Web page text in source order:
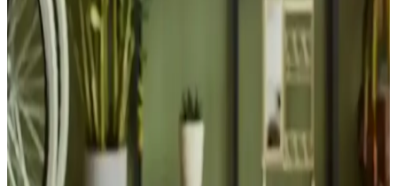
Tektronix 453, 1967'de üretilmiş analog osiloskop olup, katı hal
teknolojisi, hassas tetikleme devresi ve estetik PCB tasarımıyla
elektronik mühendisliği için önemli bir örnektir.
Günlük Kararları Kolaylaştırmak İçin Teknoloji ve
Yapay Zeka Destekli Çözümler
Günlük karar verme süreçlerinde teknoloji ve yapay zeka destekli
araçlar, alışverişten finansal planlamaya kadar çeşitli alanlarda karar
yorgunluğunu azaltarak verimliliği artırıyor.